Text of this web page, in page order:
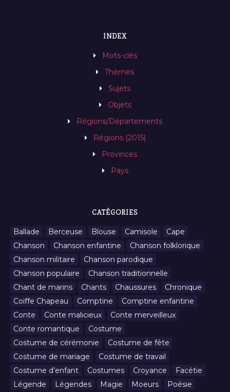
INDEX
Mots-clés
Thèmes
Sujets
Objets
Régions/Départements
Régions (2015)
Provinces
Pays
CATÉGORIES
Ballade Berceuse Blouse Camisole
Cape
Chanson
Chanson enfantine
Chanson folklorique
Chanson militaire
Chanson parodique
Chanson populaire
Chanson traditionnelle
Chant de marins
Chants Chaussures
Chronique
Coiffe Chapeau
Comptine
Comptine enfantine
Conte
Conte malicieux
Conte merveilleux
Conte romantique
Costume
Costume de cérémonie
Costume de fête
Costume de mariage
Costume de travail
Costume d’enfant
Costumes Croyance
Facétie
Légende
Légendes Magie Moeurs Poésie